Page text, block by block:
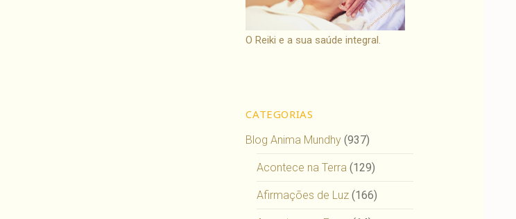
O Reiki e a sua saúde integral.
CATEGORIAS
Blog Anima Mundhy (937)
Acontece na Terra (129)
Afirmações de Luz (166)